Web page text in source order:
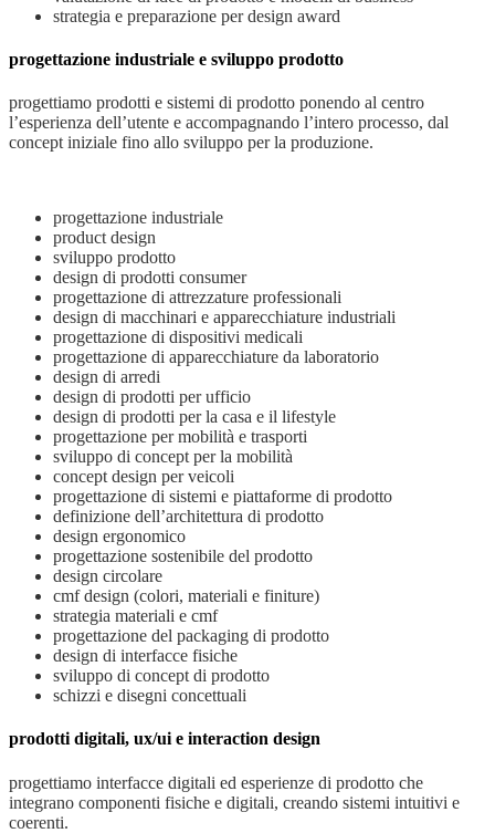
strategia e preparazione per design award
progettazione industriale e sviluppo prodotto
progettiamo prodotti e sistemi di prodotto ponendo al centro
l’esperienza dell’utente e accompagnando l’intero processo, dal
concept iniziale fino allo sviluppo per la produzione.
progettazione industriale
product design
sviluppo prodotto
design di prodotti consumer
progettazione di attrezzature professionali
design di macchinari e apparecchiature industriali
progettazione di dispositivi medicali
progettazione di apparecchiature da laboratorio
design di arredi
design di prodotti per ufficio
design di prodotti per la casa e il lifestyle
progettazione per mobilità e trasporti
sviluppo di concept per la mobilità
concept design per veicoli
progettazione di sistemi e piattaforme di prodotto
definizione dell’architettura di prodotto
design ergonomico
progettazione sostenibile del prodotto
design circolare
cmf design (colori, materiali e finiture)
strategia materiali e cmf
progettazione del packaging di prodotto
design di interfacce fisiche
sviluppo di concept di prodotto
schizzi e disegni concettuali
prodotti digitali, ux/ui e interaction design
progettiamo interfacce digitali ed esperienze di prodotto che
integrano componenti fisiche e digitali, creando sistemi intuitivi e
coerenti.